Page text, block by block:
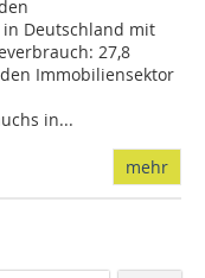
Deutschland mit
27,8
Immobiliensektor
in...
mehr